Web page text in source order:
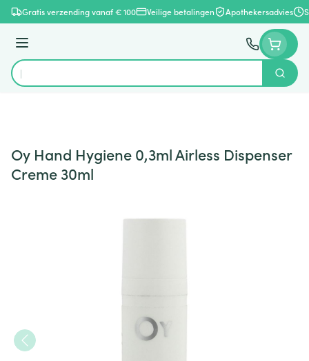
Ga naar de inhoud
Gratis verzending vanaf € 100 Veilige betalingen Apothekersadvies
Menu
Product, merk, categorie...
Zoek
Oy Hand Hygiene 0,3ml Airless Dispenser
Creme 30ml